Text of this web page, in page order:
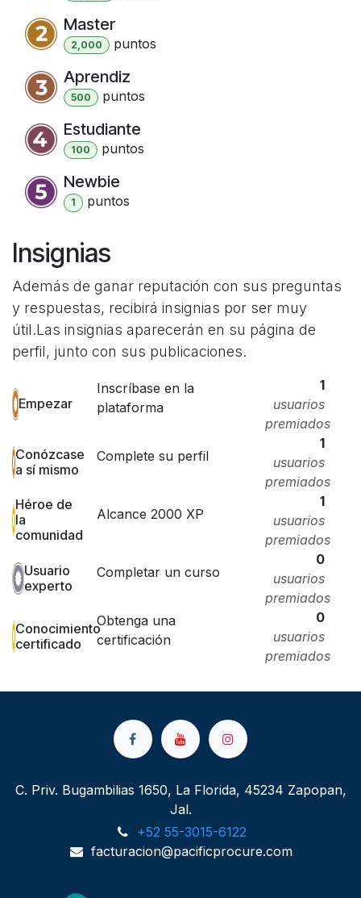
Master
2,000 puntos
Aprendiz
500 puntos
Estudiante
100 puntos
Newbie
1 puntos
Insignias
Además de ganar reputación con sus preguntas
y respuestas, recibirá insignias por ser muy
útil.Las insignias aparecerán en su página de
perfil, junto con sus publicaciones.
Empezar
Inscríbase en la
plataforma
1
usuarios
premiados
Conózcase
a sí mismo
Complete su perfil
1
usuarios
premiados
Héroe de
la
comunidad
Alcance 2000 XP
1
usuarios
premiados
Usuario
experto
Completar un curso
0
usuarios
premiados
Conocimiento
certificado
Obtenga una
certificación
0
usuarios
premiados
C. Priv. Bugambilias 1650, La Florida, 45234 Zapopan,
Jal.
+52 55-3015-6122
facturacion@pacificprocure.com